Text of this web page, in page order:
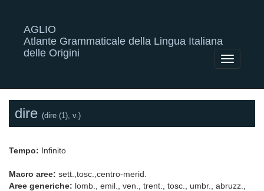
AGLIO
Atlante Grammaticale della Lingua Italiana
delle Origini
Toggle
dire (dire (1), v.)
Tempo: Infinito
Macro aree: sett.,tosc.,centro-merid.
Aree generiche: lomb., emil., ven., trent., tosc., umbr., abruzz.,